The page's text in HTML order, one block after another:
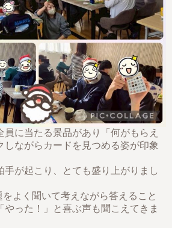
員に当たる景品があり「何がもらえ
しながらカードを見つめる姿が印象
手が起こり、とても盛り上がりまし
よく聞いて考えながら答えること
やった！」と喜ぶ声も聞こえてきま